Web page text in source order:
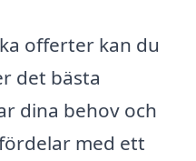
offerter kan du
det bästa
dina behov och
med ett